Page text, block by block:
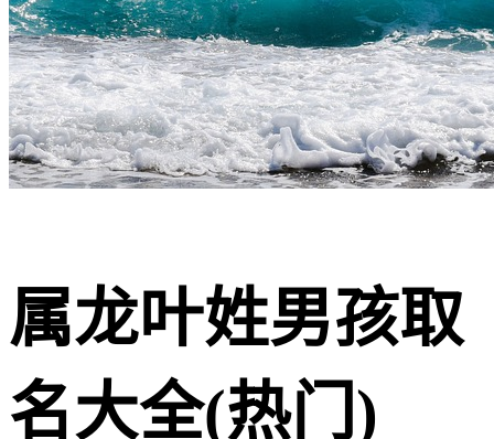
属龙叶姓男孩取
名大全(热门)